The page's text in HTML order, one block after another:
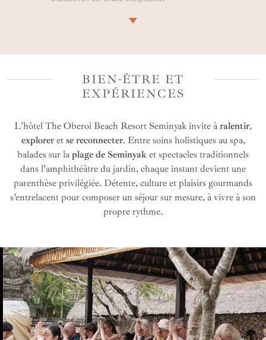
Des avantages privilégiés, avec des tarifs négociés
Des recommandations sur mesure, pour
autour de votre hôtel.
Une assistance disponible 24h/24 et 7j/7, pour
un voyage à Bali serein, sans accroc.
BIEN-ÊTRE ET
EXPÉRIENCES
L'hôtel The Oberoi Beach Resort Seminyak invite à ralentir,
explorer et se reconnecter. Entre soins holistiques au spa,
balades sur la plage de Seminyak et spectacles traditionnels
dans l’amphithéâtre du jardin, chaque instant devient une
parenthèse privilégiée. Détente, culture et plaisirs gourmands
s’entrelacent pour composer un séjour sur mesure, à vivre à son
propre rythme.